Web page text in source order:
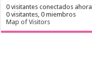
0 visitantes conectados ahora
0 visitantes, 0 miembros
Map of Visitors